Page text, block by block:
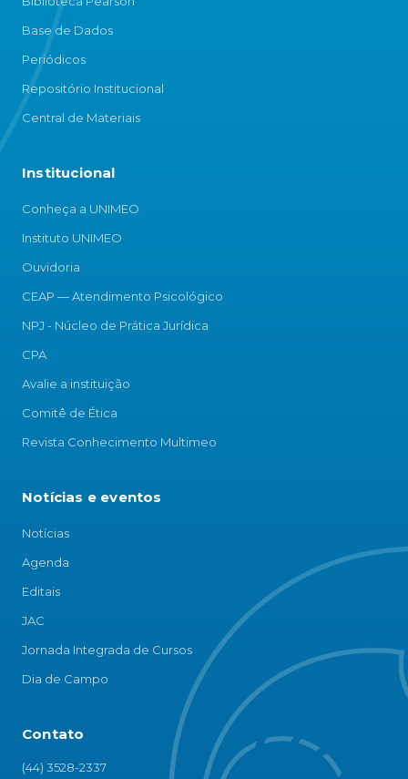
Base de Dados
Periódicos
Repositório Institucional
Central de Materiais
Institucional
Conheça a UNIMEO
Instituto UNIMEO
Ouvidoria
CEAP — Atendimento Psicológico
NPJ - Núcleo de Prática Jurídica
CPA
Avalie a instituição
Comitê de Ética
Revista Conhecimento Multimeo
Notícias e eventos
Notícias
Agenda
Editais
JAC
Jornada Integrada de Cursos
Dia de Campo
Contato
(44) 3528-2337